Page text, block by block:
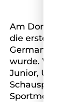
Am Donnerstag
die ersten
Germany Jury,
wurde. Wir
Junior, UNICEF
Schauspieler.